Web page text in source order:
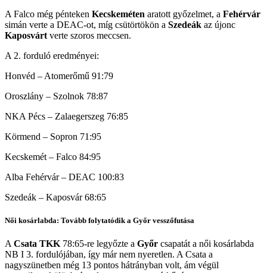
A Falco még pénteken Kecskeméten aratott győzelmet, a Fehérvár
simán verte a DEAC-ot, míg csütörtökön a Szedeák az újonc
Kaposvárt verte szoros meccsen.
A 2. forduló eredményei:
Honvéd – Atomerőmű 91:79
Oroszlány – Szolnok 78:87
NKA Pécs – Zalaegerszeg 76:85
Körmend – Sopron 71:95
Kecskemét – Falco 84:95
Alba Fehérvár – DEAC 100:83
Szedeák – Kaposvár 68:65
Női kosárlabda: Tovább folytatódik a Győr vesszőfutása
ACsata TKK78:65-re legyőzte a Győr csapatát a női kosárlabda
NB I 3. fordulójában, így már nem nyeretlen. A Csata a
nagyszünetben még 13 pontos hátrányban volt, ám végül